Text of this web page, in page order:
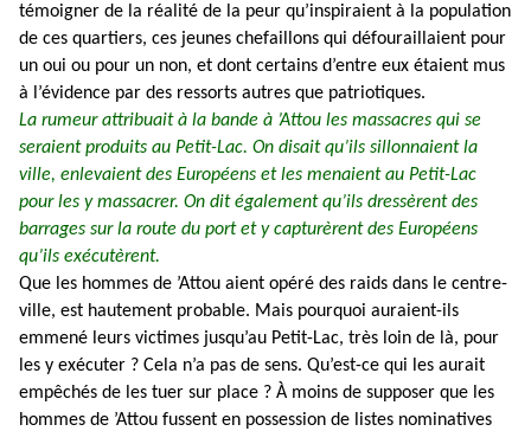
témoigner de la réalité de la peur qu’inspiraient à la population
de ces quartiers, ces jeunes chefaillons qui défouraillaient pour
un oui ou pour un non, et dont certains d’entre eux étaient mus
à l’évidence par des ressorts autres que patriotiques.
La rumeur attribuait à la bande à ’Attou les massacres qui se
seraient produits au Petit-Lac. On disait qu’ils sillonnaient la
ville, enlevaient des Européens et les menaient au Petit-Lac
pour les y massacrer. On dit également qu’ils dressèrent des
barrages sur la route du port et y capturèrent des Européens
qu’ils exécutèrent.
Que les hommes de ’Attou aient opéré des raids dans le centre-
ville, est hautement probable. Mais pourquoi auraient-ils
emmené leurs victimes jusqu’au Petit-Lac, très loin de là, pour
les y exécuter ? Cela n’a pas de sens. Qu’est-ce qui les aurait
empêchés de les tuer sur place ? À moins de supposer que les
hommes de ’Attou fussent en possession de listes nominatives